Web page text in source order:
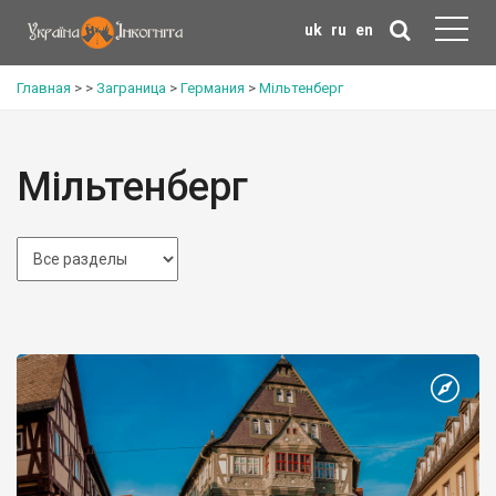
uk ru en
Главная > > Заграница > Германия > Мільтенберг
Мільтенберг